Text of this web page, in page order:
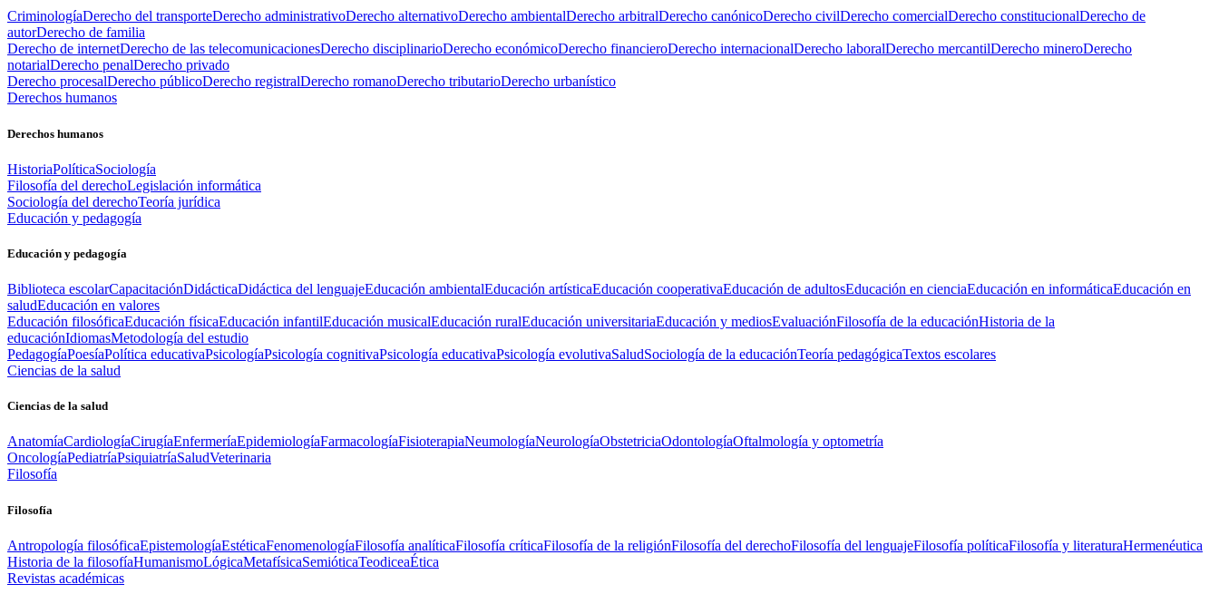
CriminologíaDerecho del transporteDerecho administrativoDerecho alternativoDerecho ambientalDerecho arbitralDerecho canónicoDerecho civilDerecho comercialDerecho constitucionalDerecho de
autorDerecho de familia
Derecho de internetDerecho de las telecomunicacionesDerecho disciplinarioDerecho económicoDerecho financieroDerecho internacionalDerecho laboralDerecho mercantilDerecho mineroDerecho
notarialDerecho penalDerecho privado
Derecho procesalDerecho públicoDerecho registralDerecho romanoDerecho tributarioDerecho urbanístico
Derechos humanos
Derechos humanos
HistoriaPolíticaSociología
Filosofía del derechoLegislación informática
Sociología del derechoTeoría jurídica
Educación y pedagogía
Educación y pedagogía
Biblioteca escolarCapacitaciónDidácticaDidáctica del lenguajeEducación ambientalEducación artísticaEducación cooperativaEducación de adultosEducación en cienciaEducación en informáticaEducación en
saludEducación en valores
Educación filosóficaEducación físicaEducación infantilEducación musicalEducación ruralEducación universitariaEducación y mediosEvaluaciónFilosofía de la educaciónHistoria de la
educaciónIdiomasMetodología del estudio
PedagogíaPoesíaPolítica educativaPsicologíaPsicología cognitivaPsicología educativaPsicología evolutivaSaludSociología de la educaciónTeoría pedagógicaTextos escolares
Ciencias de la salud
Ciencias de la salud
AnatomíaCardiologíaCirugíaEnfermeríaEpidemiologíaFarmacologíaFisioterapiaNeumologíaNeurologíaObstetriciaOdontologíaOftalmología y optometría
OncologíaPediatríaPsiquiatríaSaludVeterinaria
Filosofía
Filosofía
Antropología filosóficaEpistemologíaEstéticaFenomenologíaFilosofía analíticaFilosofía críticaFilosofía de la religiónFilosofía del derechoFilosofía del lenguajeFilosofía políticaFilosofía y literaturaHermenéutica
Historia de la filosofíaHumanismoLógicaMetafísicaSemióticaTeodiceaÉtica
Revistas académicas